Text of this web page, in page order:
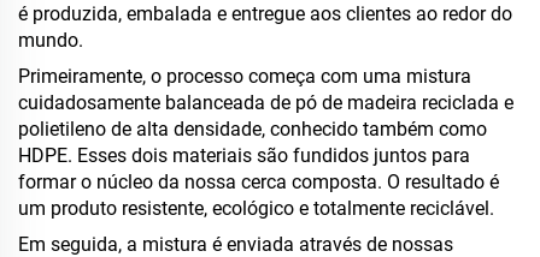
é produzida, embalada e entregue aos clientes ao redor do
mundo.
Primeiramente, o processo começa com uma mistura
cuidadosamente balanceada de pó de madeira reciclada e
polietileno de alta densidade, conhecido também como
HDPE. Esses dois materiais são fundidos juntos para
formar o núcleo da nossa cerca composta. O resultado é
um produto resistente, ecológico e totalmente reciclável.
Em seguida, a mistura é enviada através de nossas